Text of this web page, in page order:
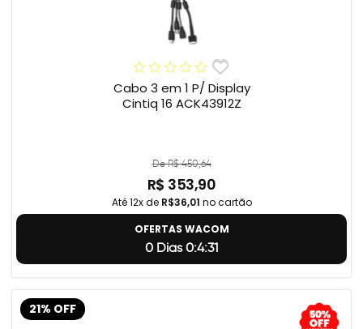
Cabo 3 em 1 P/ Display
Cintiq 16 ACK43912Z
De R$ 450,64
R$ 353,90
Até 12x de R$36,01 no cartão
OFERTAS WACOM
0 Dias 0:4:31
21% OFF